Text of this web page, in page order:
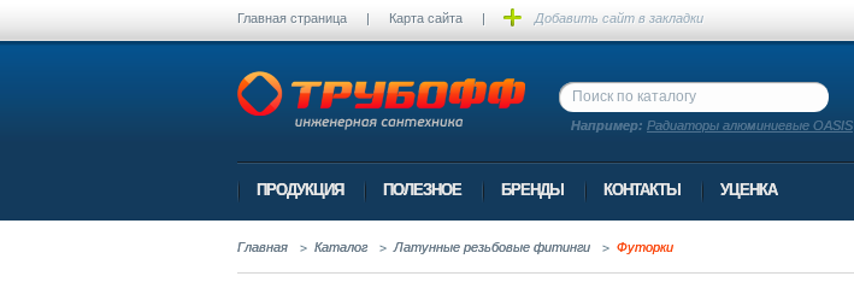
Главная страница | Карта сайта | Добавить сайт в закладки
Например: Радиаторы алюминиевые OASIS
ПРОДУКЦИЯ ПОЛЕЗНОЕ БРЕНДЫ КОНТАКТЫ УЦЕНКА
Главная Каталог Латунные резьбовые фитинги Футорки